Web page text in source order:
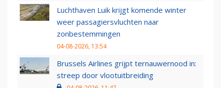
Luchthaven Luik krijgt komende winter
weer passagiersvluchten naar
zonbestemmingen
04-08-2026, 13:54
Brussels Airlines grijpt ternauwernood in:
streep door vlootuitbreiding